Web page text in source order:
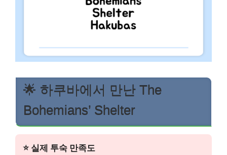
🌟 하쿠바에서 만난 The
Bohemians’ Shelter
⭐ 실제 투숙 만족도